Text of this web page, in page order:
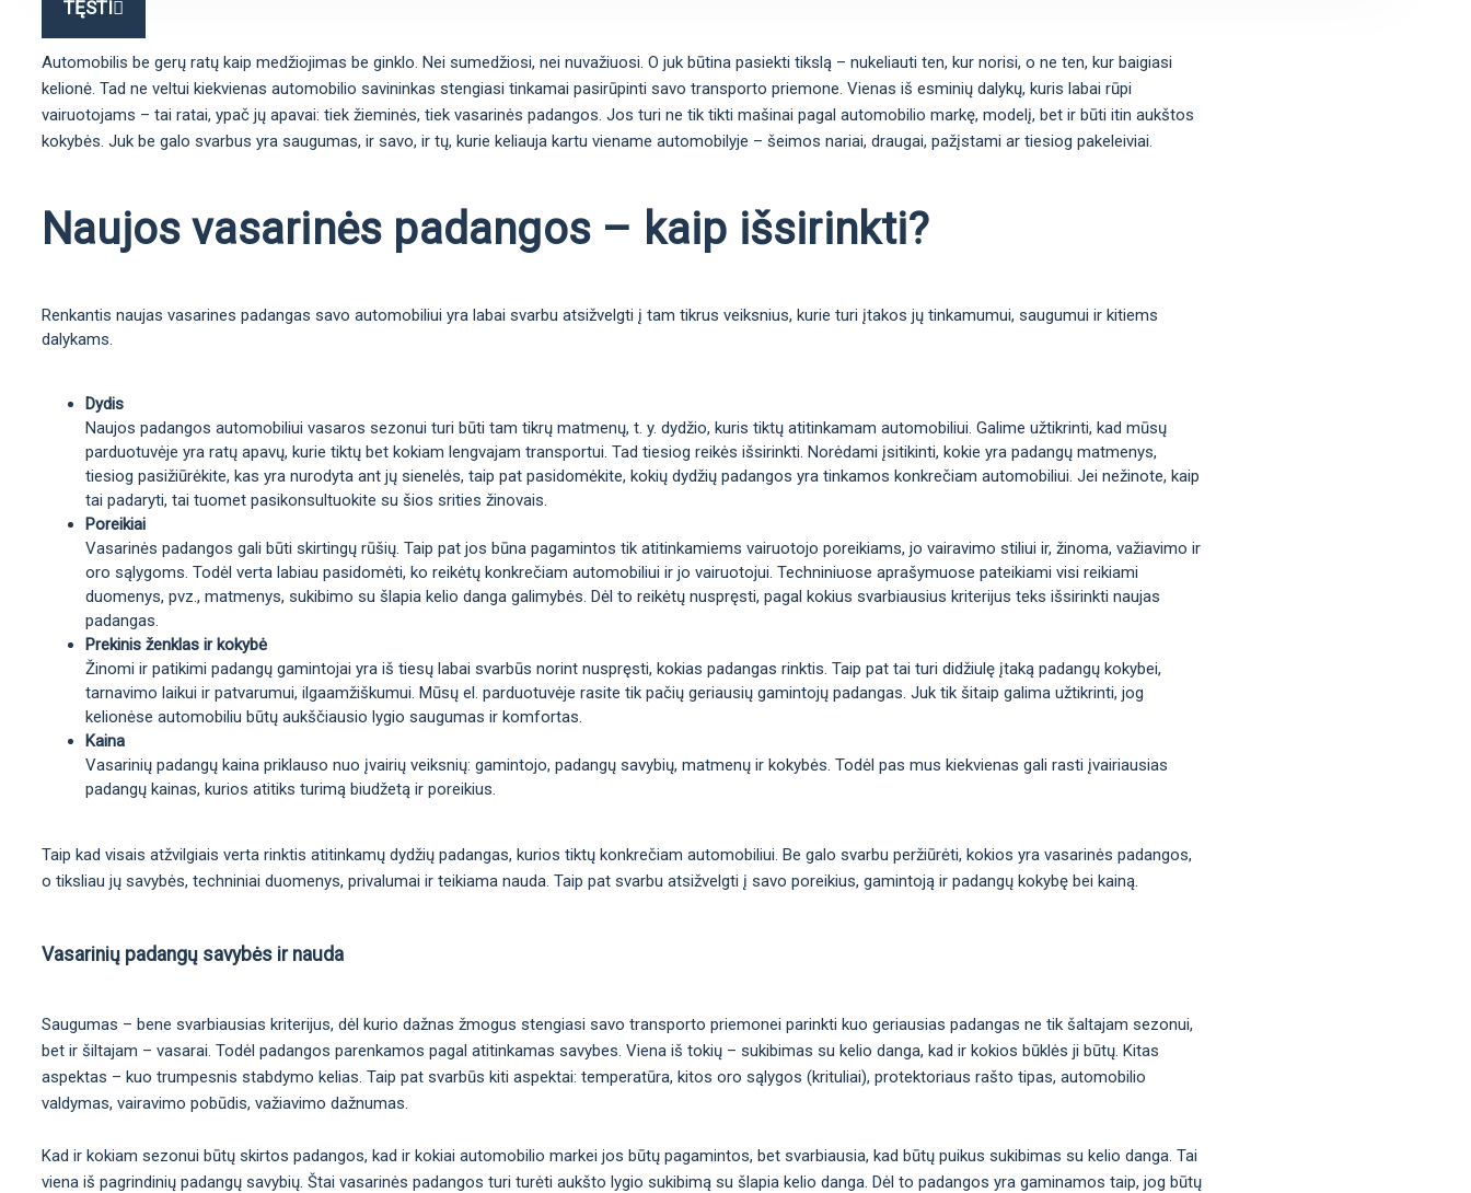
TĘSTI
Automobilis be gerų ratų kaip medžiojimas be ginklo. Nei sumedžiosi, nei nuvažiuosi. O juk būtina pasiekti tikslą – nukeliauti ten, kur norisi, o ne ten, kur baigiasi
kelionė. Tad ne veltui kiekvienas automobilio savininkas stengiasi tinkamai pasirūpinti savo transporto priemone. Vienas iš esminių dalykų, kuris labai rūpi
vairuotojams – tai ratai, ypač jų apavai: tiek žieminės, tiek vasarinės padangos. Jos turi ne tik tikti mašinai pagal automobilio markę, modelį, bet ir būti itin aukštos
kokybės. Juk be galo svarbus yra saugumas, ir savo, ir tų, kurie keliauja kartu viename automobilyje – šeimos nariai, draugai, pažįstami ar tiesiog pakeleiviai.
Naujos vasarinės padangos – kaip išsirinkti?
Renkantis naujas vasarines padangas savo automobiliui yra labai svarbu atsižvelgti į tam tikrus veiksnius, kurie turi įtakos jų tinkamumui, saugumui ir kitiems
dalykams.
Dydis
Naujos padangos automobiliui vasaros sezonui turi būti tam tikrų matmenų, t. y. dydžio, kuris tiktų atitinkamam automobiliui. Galime užtikrinti, kad mūsų
parduotuvėje yra ratų apavų, kurie tiktų bet kokiam lengvajam transportui. Tad tiesiog reikės išsirinkti. Norėdami įsitikinti, kokie yra padangų matmenys,
tiesiog pasižiūrėkite, kas yra nurodyta ant jų sienelės, taip pat pasidomėkite, kokių dydžių padangos yra tinkamos konkrečiam automobiliui. Jei nežinote, kaip
tai padaryti, tai tuomet pasikonsultuokite su šios srities žinovais.
Poreikiai
Vasarinės padangos gali būti skirtingų rūšių. Taip pat jos būna pagamintos tik atitinkamiems vairuotojo poreikiams, jo vairavimo stiliui ir, žinoma, važiavimo ir
oro sąlygoms. Todėl verta labiau pasidomėti, ko reikėtų konkrečiam automobiliui ir jo vairuotojui. Techniniuose aprašymuose pateikiami visi reikiami
duomenys, pvz., matmenys, sukibimo su šlapia kelio danga galimybės. Dėl to reikėtų nuspręsti, pagal kokius svarbiausius kriterijus teks išsirinkti naujas
padangas.
Prekinis ženklas ir kokybė
Žinomi ir patikimi padangų gamintojai yra iš tiesų labai svarbūs norint nuspręsti, kokias padangas rinktis. Taip pat tai turi didžiulę įtaką padangų kokybei,
tarnavimo laikui ir patvarumui, ilgaamžiškumui. Mūsų el. parduotuvėje rasite tik pačių geriausių gamintojų padangas. Juk tik šitaip galima užtikrinti, jog
kelionėse automobiliu būtų aukščiausio lygio saugumas ir komfortas.
Kaina
Vasarinių padangų kaina priklauso nuo įvairių veiksnių: gamintojo, padangų savybių, matmenų ir kokybės. Todėl pas mus kiekvienas gali rasti įvairiausias
padangų kainas, kurios atitiks turimą biudžetą ir poreikius.
Taip kad visais atžvilgiais verta rinktis atitinkamų dydžių padangas, kurios tiktų konkrečiam automobiliui. Be galo svarbu peržiūrėti, kokios yra vasarinės padangos,
o tiksliau jų savybės, techniniai duomenys, privalumai ir teikiama nauda. Taip pat svarbu atsižvelgti į savo poreikius, gamintoją ir padangų kokybę bei kainą.
Vasarinių padangų savybės ir nauda
Saugumas – bene svarbiausias kriterijus, dėl kurio dažnas žmogus stengiasi savo transporto priemonei parinkti kuo geriausias padangas ne tik šaltajam sezonui,
bet ir šiltajam – vasarai. Todėl padangos parenkamos pagal atitinkamas savybes. Viena iš tokių – sukibimas su kelio danga, kad ir kokios būklės ji būtų. Kitas
aspektas – kuo trumpesnis stabdymo kelias. Taip pat svarbūs kiti aspektai: temperatūra, kitos oro sąlygos (krituliai), protektoriaus rašto tipas, automobilio
valdymas, vairavimo pobūdis, važiavimo dažnumas.
Kad ir kokiam sezonui būtų skirtos padangos, kad ir kokiai automobilio markei jos būtų pagamintos, bet svarbiausia, kad būtų puikus sukibimas su kelio danga. Tai
viena iš pagrindinių padangų savybių. Štai vasarinės padangos turi turėti aukšto lygio sukibimą su šlapia kelio danga. Dėl to padangos yra gaminamos taip, jog būtų